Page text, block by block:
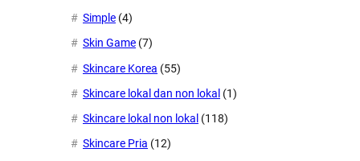
Simple (4)
Skin Game (7)
Skincare Korea (55)
Skincare lokal dan non lokal (1)
Skincare lokal non lokal (118)
Skincare Pria (12)